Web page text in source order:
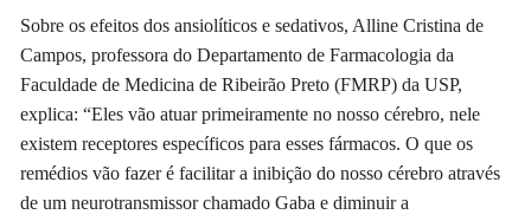
Sobre os efeitos dos ansiolíticos e sedativos, Alline Cristina de
Campos, professora do Departamento de Farmacologia da
Faculdade de Medicina de Ribeirão Preto (FMRP) da USP,
explica: “Eles vão atuar primeiramente no nosso cérebro, nele
existem receptores específicos para esses fármacos. O que os
remédios vão fazer é facilitar a inibição do nosso cérebro através
de um neurotransmissor chamado Gaba e diminuir a